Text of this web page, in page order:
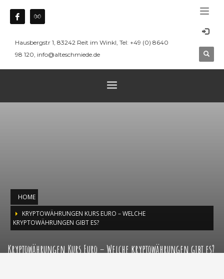
Hausbergstr 1, 83242 Reit im Winkl, Tel: +49 (0) 8640
98 120, info@alteschmiede.de
HOME
KRYPTOWÄHRUNGEN KURS EURO – WELCHE
KRYPTOWÄHRUNGEN GIBT ES?
Kryptowährungen Kurs Euro – Welche kryptowährungen gibt es?